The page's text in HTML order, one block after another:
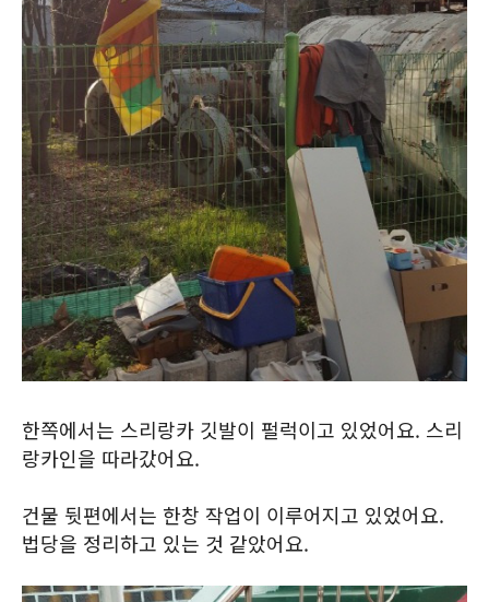
한쪽에서는 스리랑카 깃발이 펄럭이고 있었어요. 스리
랑카인을 따라갔어요.
건물 뒷편에서는 한창 작업이 이루어지고 있었어요.
법당을 정리하고 있는 것 같았어요.